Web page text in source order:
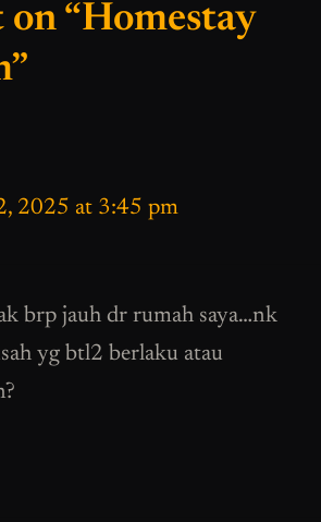
“Homestay
2025 at 3:45 pm
brp jauh dr rumah saya…nk
yg btl2 berlaku atau